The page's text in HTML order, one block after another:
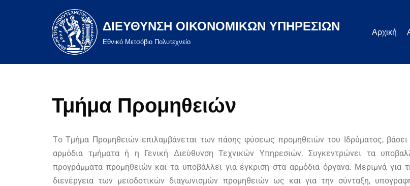
Μεταπηδήστε
ΔΙΕΥΘΥΝΣΗ ΟΙΚΟΝΟΜΙΚΩΝ ΥΠΗΡΕΣΙΩΝ
Eθνικό Μετσόβιο Πολυτεχνείο
Αρχική
Τμήμα Προμηθειών
Tο Τμήμα Προμηθειών επιλαμβάνεται των πάσης φύσεως προμηθειών του Ιδρύματος,
αρμόδια τμήματα ή η Γενική Διεύθυνση Τεχνικών Υπηρεσιών. Συγκεντρώνει τα
προγράμματα προμηθειών και τα υποβάλλει για έγκριση στα αρμόδια όργανα. Μεριμνά
διενέργεια των μειοδοτικών διαγωνισμών προμηθειών ως και για την σύνταξη,